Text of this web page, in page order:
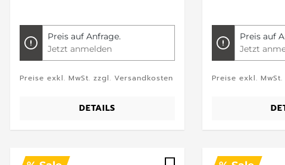
Preis auf Anfrage.
Jetzt anmelden
Preise exkl. MwSt. zzgl. Versandkosten
DETAILS
Preis auf
Jetzt
Preise exkl.